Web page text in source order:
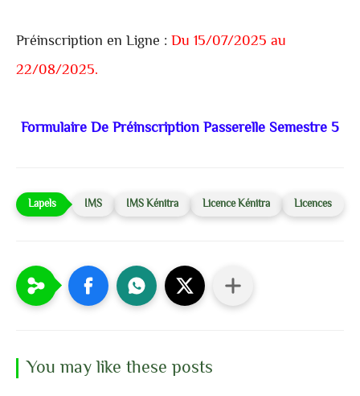
Préinscription en Ligne : Du 15/07/2025 au
22/08/2025.
Formulaire De Préinscription Passerelle Semestre 5
IMS IMS Kénitra Licence Kénitra Licences
You may like these posts